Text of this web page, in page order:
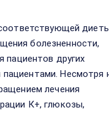
болезненности,
пациентов других
Несмотря
лечения
К+, глюкозы,